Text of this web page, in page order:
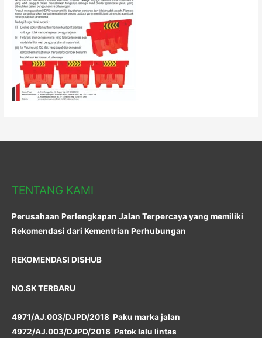
TENTANG KAMI
Perusahaan Perlengkapan Jalan Terpercaya yang memiliki
Rekomendasi dari Kementrian Perhubungan
REKOMENDASI DISHUB
NO.SK TERBARU
4971/AJ.003/DJPD/2018 Paku marka jalan
4972/AJ.003/DJPD/2018 Patok lalu lintas